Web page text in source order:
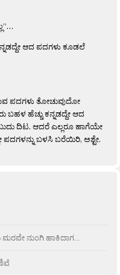
ಆದ ಪದಗಳು ಕೂಡಲೆ
ಪದಗಳು ತೋಚುವುದೋ
ಬಹಳ ಹೆಚ್ಚು ಕನ್ನಡದ್ದೇ ಆದ
ದಿಟ. ಆದರೆ ಎಲ್ಲರೂ ಹಾಗೆಯೇ
ಪದಗಳನ್ನು ಬಳಸಿ ಬರೆಯಿರಿ, ಅಶ್ಟೇ.
ನುಂಗಿ ಹಾಕಿದಾಗ…